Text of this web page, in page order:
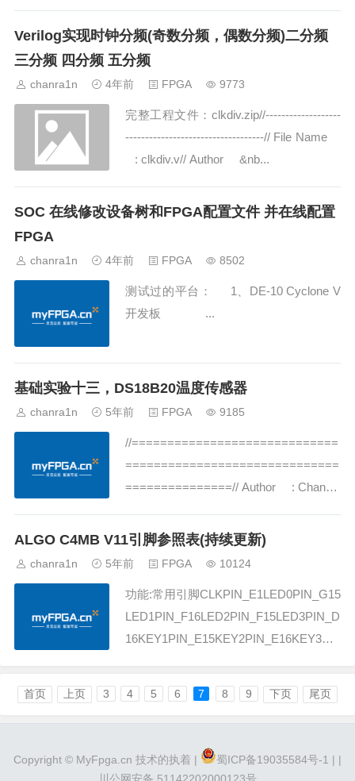
Verilog实现时钟分频(奇数分频，偶数分频)二分频
三分频 四分频 五分频
chanra1n 4年前 FPGA 9773
完整工程文件：clkdiv.zip//-------------------
-----------------------------------// File Name
: clkdiv.v// Author &nb...
SOC 在线修改设备树和FPGA配置文件 并在线配置
FPGA
chanra1n 4年前 FPGA 8502
测试过的平台： 1、DE-10 Cyclone V
开发板 ...
基础实验十三，DS18B20温度传感器
chanra1n 5年前 FPGA 9185
//=============================
==============================
===============// Author : ChanRa
A/...
ALGO C4MB V11引脚参照表(持续更新)
chanra1n 5年前 FPGA 10124
功能:常用引脚CLKPIN_E1LED0PIN_G15
LED1PIN_F16LED2PIN_F15LED3PIN_D
16KEY1PIN_E15KEY2PIN_E16KEY3PI
PIN_G1功能:VGA引脚VGA_BLUE[0]PIN
_C15VG...
首页 上页 3 4 5 6 7 8 9 下页 尾页
Copyright © MyFpga.cn 技术的执着 | 蜀ICP备19035584号-1 | |